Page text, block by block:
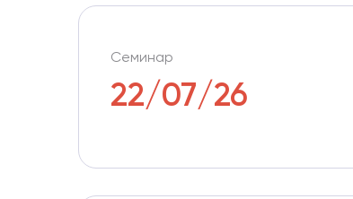
Семинар
22/07/26